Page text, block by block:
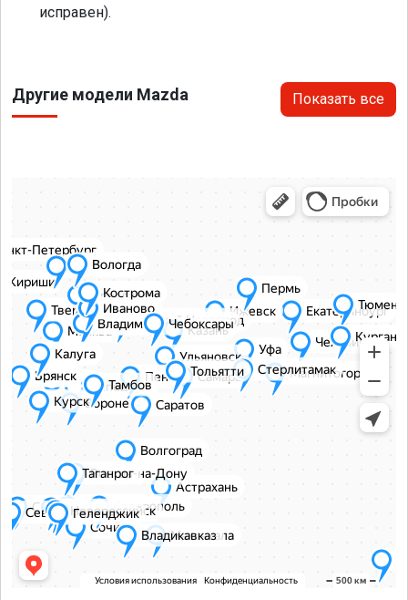
исправен).
Другие модели Mazda Показать все